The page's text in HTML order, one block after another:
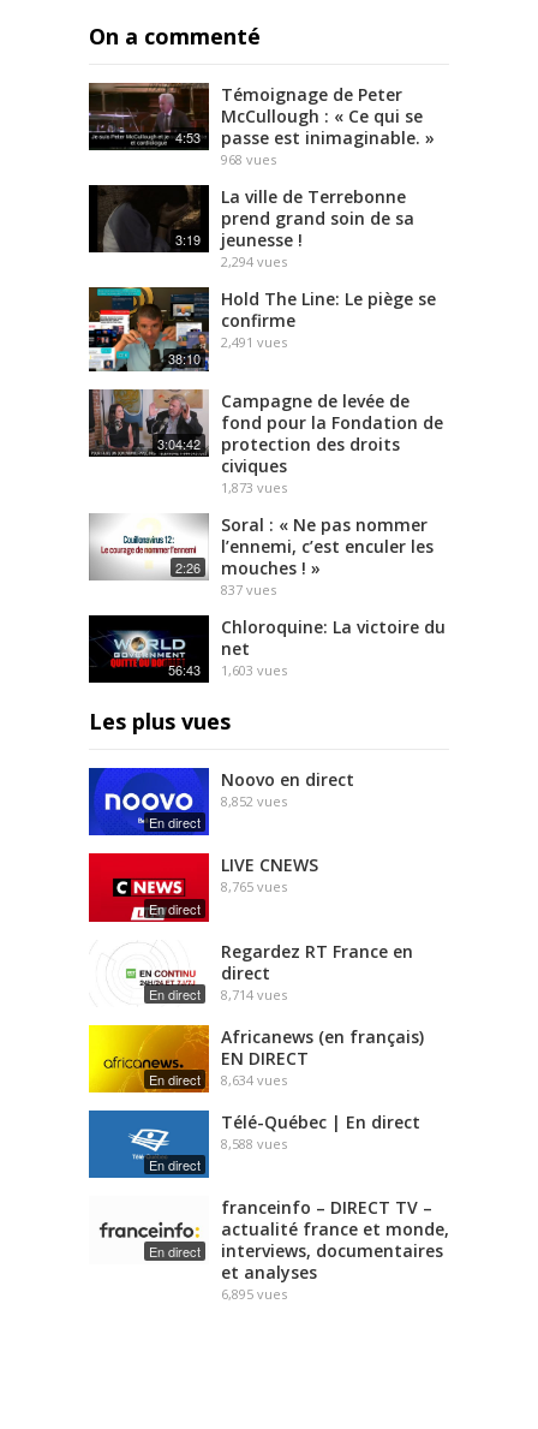
On a commenté
4:53
Témoignage de Peter
McCullough : « Ce qui se
passe est inimaginable. »
968 vues
3:19
La ville de Terrebonne
prend grand soin de sa
jeunesse !
2,294 vues
38:10
Hold The Line: Le piège se
confirme
2,491 vues
3:04:42
Campagne de levée de
fond pour la Fondation de
protection des droits
civiques
1,873 vues
2:26
Soral : « Ne pas nommer
l’ennemi, c’est enculer les
mouches ! »
837 vues
56:43
Chloroquine: La victoire du
net
1,603 vues
Les plus vues
En direct
Noovo en direct
8,852 vues
En direct
LIVE CNEWS
8,765 vues
En direct
Regardez RT France en
direct
8,714 vues
En direct
Africanews (en français)
EN DIRECT
8,634 vues
En direct
Télé-Québec | En direct
8,588 vues
En direct
franceinfo – DIRECT TV –
actualité france et monde,
interviews, documentaires
et analyses
6,895 vues